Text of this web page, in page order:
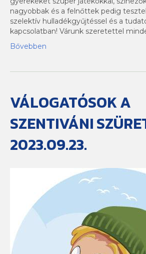
nagyobbak és a felnőttek pedig
szelektív hulladékgyűjtéssel és a
kapcsolatban! Várunk szeretettel
Bővebben
VÁLOGATÓSOK A
SZENTIVÁNI
2023.09.23.